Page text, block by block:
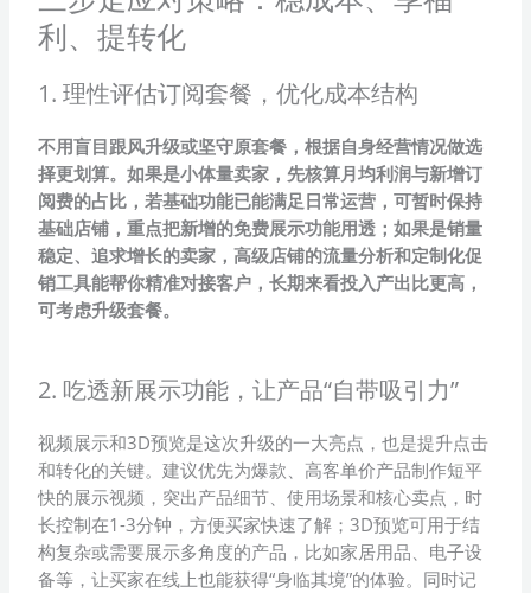
利、提转化
1. 理性评估订阅套餐，优化成本结构
不用盲目跟风升级或坚守原套餐，根据自身经营情况做选
择更划算。如果是小体量卖家，先核算月均利润与新增订
阅费的占比，若基础功能已能满足日常运营，可暂时保持
基础店铺，重点把新增的免费展示功能用透；如果是销量
稳定、追求增长的卖家，高级店铺的流量分析和定制化促
销工具能帮你精准对接客户，长期来看投入产出比更高，
可考虑升级套餐。
2. 吃透新展示功能，让产品“自带吸引力”
视频展示和3D预览是这次升级的一大亮点，也是提升点击
和转化的关键。建议优先为爆款、高客单价产品制作短平
快的展示视频，突出产品细节、使用场景和核心卖点，时
长控制在1-3分钟，方便买家快速了解；3D预览可用于结
构复杂或需要展示多角度的产品，比如家居用品、电子设
备等，让买家在线上也能获得“身临其境”的体验。同时记